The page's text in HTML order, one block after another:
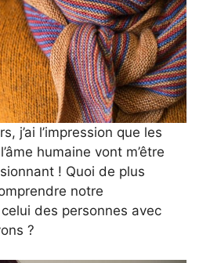
j’ai l’impression que les
humaine vont m’être
! Quoi de plus
notre
des personnes avec
?